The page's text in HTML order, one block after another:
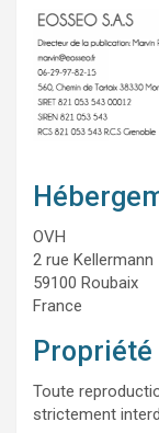
OVH
2 rue Kellermann
59100 Roubaix
France
Toute
strictement